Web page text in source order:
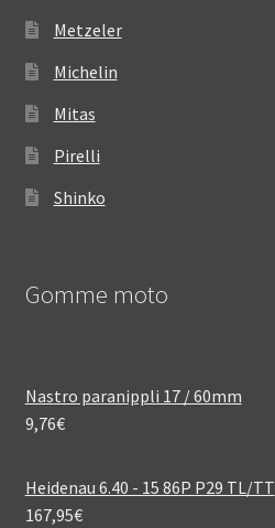
Metzeler
Michelin
Mitas
Pirelli
Shinko
Gomme moto
Nastro paranippli 17 / 60mm
9,76€
Heidenau 6.40 - 15 86P P29 TL/TT
167,95€